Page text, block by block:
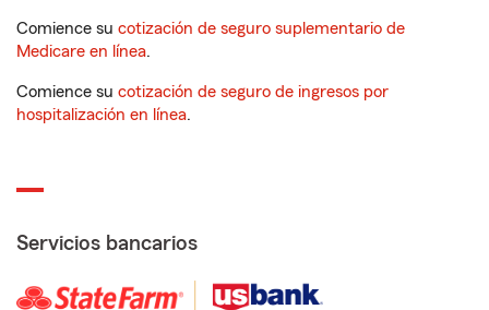
Comience su cotización de seguro suplementario de
Medicare en línea.
Comience su cotización de seguro de ingresos por
hospitalización en línea.
Servicios bancarios